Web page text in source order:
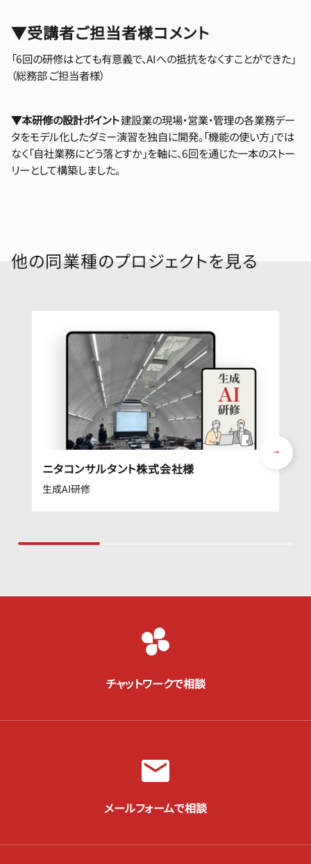
▼受講者ご担当者様コメント
「6回の研修はとても有意義で、AIへの抵抗をなくすことができた」
（総務部 ご担当者様）
▼本研修の設計ポイント建設業の現場・営業・管理の各業務デー
タをモデル化したダミー演習を独自に開発。「機能の使い方」では
なく「自社業務にどう落とすか」を軸に、6回を通じた一本のストー
リーとして構築しました。
他の同業種のプロジェクトを見る
ニタコンサルタント株式会社様
生成AI研修
チャットワークで相談
メールフォームで相談